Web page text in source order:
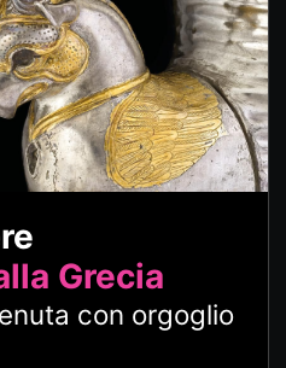
Grecia
con orgoglio